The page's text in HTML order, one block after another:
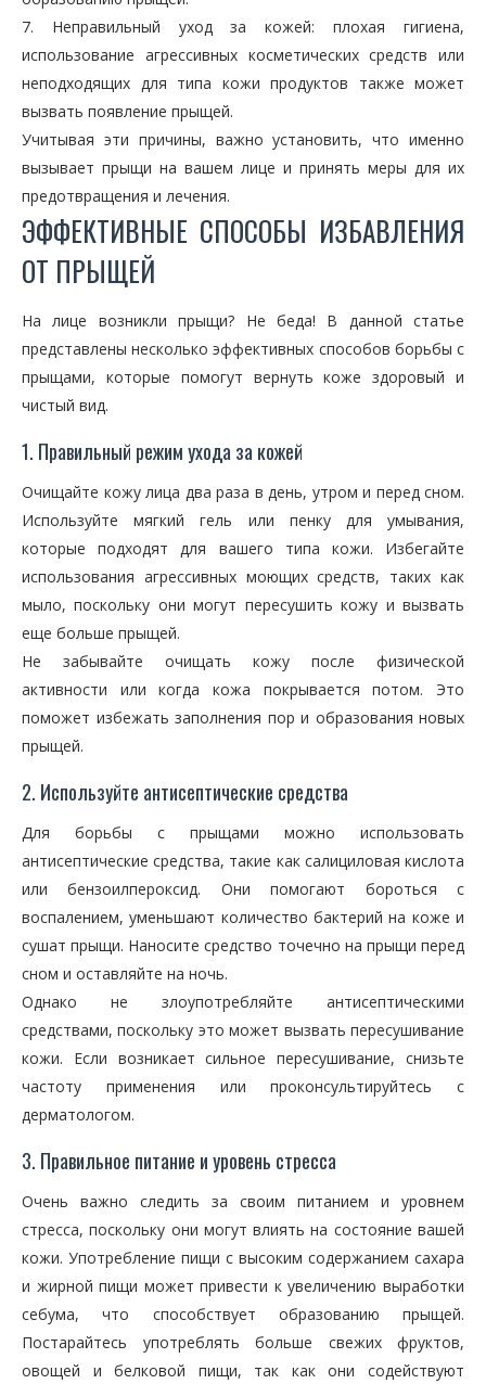
7. Неправильный уход за кожей: плохая гигиена,
использование агрессивных косметических средств или
неподходящих для типа кожи продуктов также может
вызвать появление прыщей.
Учитывая эти причины, важно установить, что именно
вызывает прыщи на вашем лице и принять меры для их
предотвращения и лечения.
ЭФФЕКТИВНЫЕ СПОСОБЫ ИЗБАВЛЕНИЯ
ОТ ПРЫЩЕЙ
На лице возникли прыщи? Не беда! В данной статье
представлены несколько эффективных способов борьбы с
прыщами, которые помогут вернуть коже здоровый и
чистый вид.
1. Правильный режим ухода за кожей
Очищайте кожу лица два раза в день, утром и перед сном.
Используйте мягкий гель или пенку для умывания,
которые подходят для вашего типа кожи. Избегайте
использования агрессивных моющих средств, таких как
мыло, поскольку они могут пересушить кожу и вызвать
еще больше прыщей.
Не забывайте очищать кожу после физической
активности или когда кожа покрывается потом. Это
поможет избежать заполнения пор и образования новых
прыщей.
2. Используйте антисептические средства
Для борьбы с прыщами можно использовать
антисептические средства, такие как салициловая кислота
или бензоилпероксид. Они помогают бороться с
воспалением, уменьшают количество бактерий на коже и
сушат прыщи. Наносите средство точечно на прыщи перед
сном и оставляйте на ночь.
Однако не злоупотребляйте антисептическими
средствами, поскольку это может вызвать пересушивание
кожи. Если возникает сильное пересушивание, снизьте
частоту применения или проконсультируйтесь с
дерматологом.
3. Правильное питание и уровень стресса
Очень важно следить за своим питанием и уровнем
стресса, поскольку они могут влиять на состояние вашей
кожи. Употребление пищи с высоким содержанием сахара
и жирной пищи может привести к увеличению выработки
себума, что способствует образованию прыщей.
Постарайтесь употреблять больше свежих фруктов,
овощей и белковой пищи, так как они содействуют